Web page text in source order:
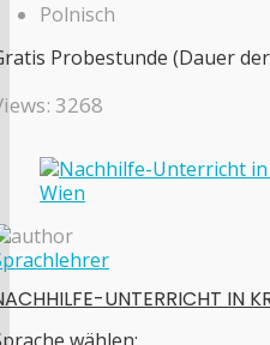
Polnisch
Probestunde (Dauer
3268
UNTERRICHT IN